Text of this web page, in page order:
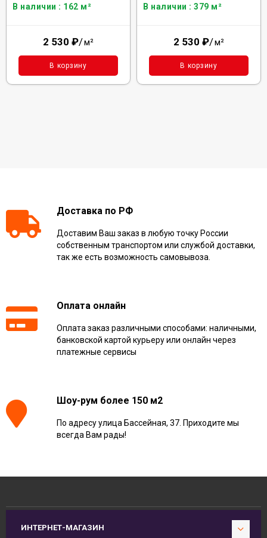
В наличии : 162 м²
2 530 ₽/м²
В корзину
В наличии : 379 м²
2 530 ₽/м²
В корзину
Доставка по РФ
Доставим Ваш заказ в любую точку России
собственным транспортом или службой доставки,
так же есть возможность самовывоза.
Оплата онлайн
Оплата заказ различными способами: наличными,
банковской картой курьеру или онлайн через
платежные сервисы
Шоу-рум более 150 м2
По адресу улица Бассейная, 37. Приходите мы
всегда Вам рады!
ИНТЕРНЕТ-МАГАЗИН